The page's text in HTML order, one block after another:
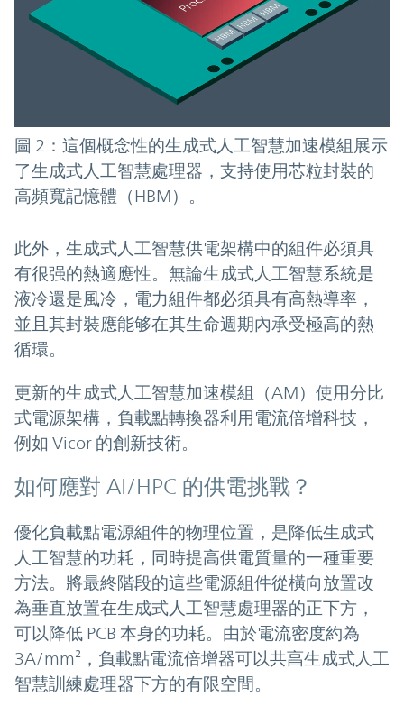
圖 2：這個概念性的生成式人工智慧加速模組展示
了生成式人工智慧處理器，支持使用芯粒封裝的
高頻寬記憶體（HBM）。
此外，生成式人工智慧供電架構中的組件必須具
有很强的熱適應性。無論生成式人工智慧系統是
液冷還是風冷，電力組件都必須具有高熱導率，
並且其封裝應能够在其生命週期內承受極高的熱
循環。
更新的生成式人工智慧加速模組（AM）使用分比
式電源架構，負載點轉換器利用電流倍增科技，
例如 Vicor 的創新技術。
如何應對 AI/HPC 的供電挑戰？
優化負載點電源組件的物理位置，是降低生成式
人工智慧的功耗，同時提高供電質量的一種重要
方法。將最終階段的這些電源組件從橫向放置改
為垂直放置在生成式人工智慧處理器的正下方，
可以降低 PCB 本身的功耗。由於電流密度約為
3A/mm²，負載點電流倍增器可以共亯生成式人工
智慧訓練處理器下方的有限空間。